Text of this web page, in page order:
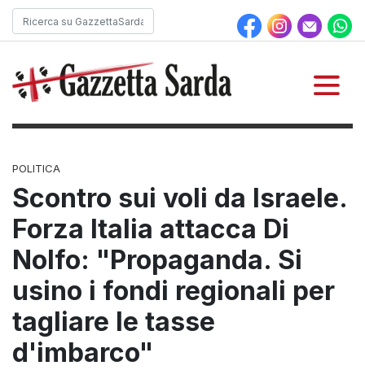
POLITICA
Scontro sui voli da Israele.
Forza Italia attacca Di
Nolfo: "Propaganda. Si
usino i fondi regionali per
tagliare le tasse
d'imbarco"